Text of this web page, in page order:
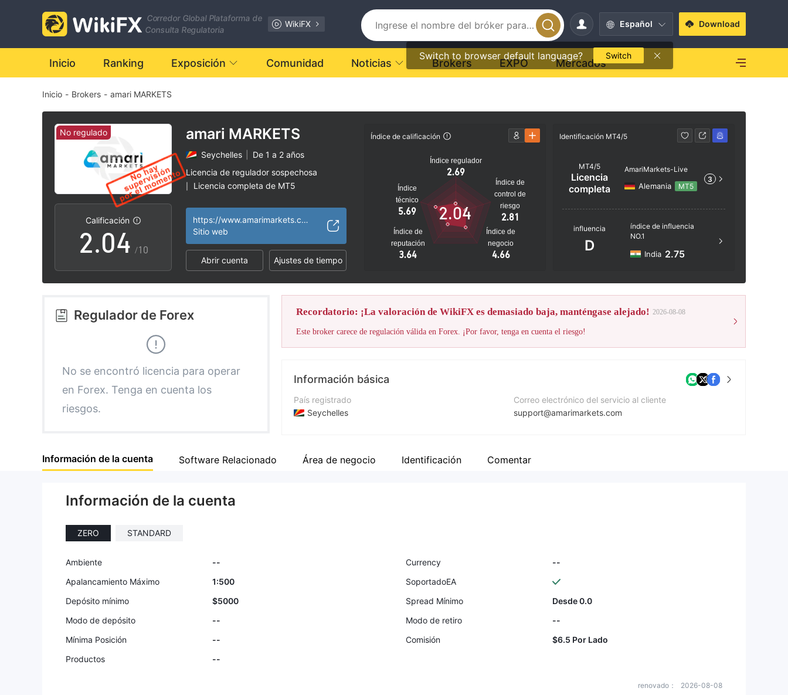
Corredor Global Plataforma de
Consulta Regulatoria
WikiFX Español
Switch to browser default language? Switch
Download
Inicio Ranking Exposición Comunidad Noticias Brokers EXPO Mercados
Inicio - Brokers - amari MARKETS
No regulado
Calificación
0
1
2
3
4
6
7
8
9
.0
1
2
4
6
7
8
9
0
2
3
4
5
6
8
/10
amari MARKETS
Seychelles
De 1 a 2 años
Licencia de regulador sospechosa
Licencia completa de MT5
https://www.amarimarkets.com/
Sitio web
Abrir cuenta Ajustes de tiempo
Índice de calificación
Índice regulador
2.69
Índice
técnico
5.69
Índice de
reputación
3.64
Índice de
negocio
4.66
Índice de
control de
riesgo
2.81
2.04
Identificación MT4/5
MT4/5
Licencia
completa
AmariMarkets-Live
Alemania MT5
3
influencia
D
índice de influencia
NO.1
India 2.75
Regulador de Forex
No se encontró licencia para operar
en Forex. Tenga en cuenta los
riesgos.
Recordatorio: ¡La valoración de WikiFX es demasiado baja, manténgase alejado! 2026-08-08
Este broker carece de regulación válida en Forex. ¡Por favor, tenga en cuenta el riesgo!
Información básica
País registrado
Seychelles
Empresa
Correo electrónico del servicio al cliente
support@amarimarkets.com
Página Web de la compañía
Información de la cuenta Software Relacionado Área de negocio Identificación Comentar
Información de la cuenta
ZERO STANDARD
Ambiente -- Currency
--
Apalancamiento Máximo
1:500
SoportadoEA
Depósito mínimo
$5000 Spread Mínimo
Desde 0.0
Modo de depósito
-- Modo de retiro
--
Mínima Posición
-- Comisión
$6.5 Por Lado
Productos
--
renovado： 2026-08-08